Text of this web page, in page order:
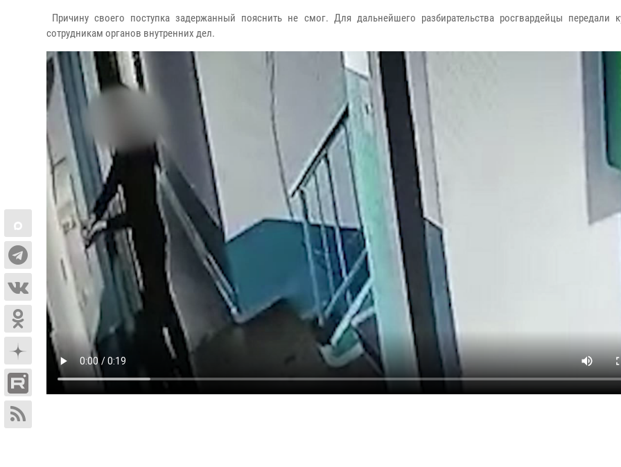
Причину своего поступка задержанный пояснить не смог. Для дальнейшего разбирательства росгвардейцы передали
сотрудникам органов внутренних дел.